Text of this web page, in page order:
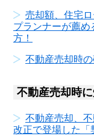
売却額、住宅
プランナーが薦め
方！
不動産売却時
不動産売却時
不動産売却、
改正で登場した「